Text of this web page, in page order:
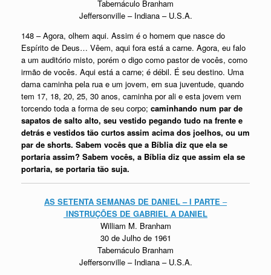
Tabernáculo Branham
Jeffersonville – Indiana – U.S.A.
148 – Agora, olhem aqui. Assim é o homem que nasce do
Espírito de Deus… Vêem, aqui fora está a carne. Agora, eu falo
a um auditório misto, porém o digo como pastor de vocês, como
irmão de vocês. Aqui está a carne; é débil. É seu destino. Uma
dama caminha pela rua e um jovem, em sua juventude, quando
tem 17, 18, 20, 25, 30 anos, caminha por ali e esta jovem vem
torcendo toda a forma de seu corpo; caminhando num par de
sapatos de salto alto, seu vestido pegando tudo na frente e
detrás e vestidos tão curtos assim acima dos joelhos, ou um
par de shorts. Sabem vocês que a Bíblia diz que ela se
portaria assim? Sabem vocês, a Bíblia diz que assim ela se
portaria, se portaria tão suja.
AS SETENTA SEMANAS DE DANIEL – I PARTE –
INSTRUÇÕES DE GABRIEL A DANIEL
William M. Branham
30 de Julho de 1961
Tabernáculo Branham
Jeffersonville – Indiana – U.S.A.